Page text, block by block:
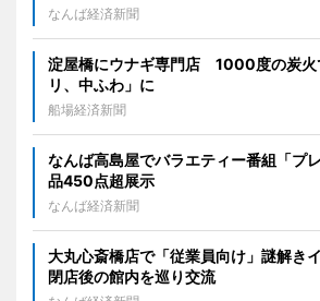
なんば経済新聞
淀屋橋にウナギ専門店 1000度の炭火
リ、中ふわ」に
船場経済新聞
なんば高島屋でバラエティー番組「
品450点超展示
なんば経済新聞
大丸心斎橋店で「従業員向け」謎解
閉店後の館内を巡り交流